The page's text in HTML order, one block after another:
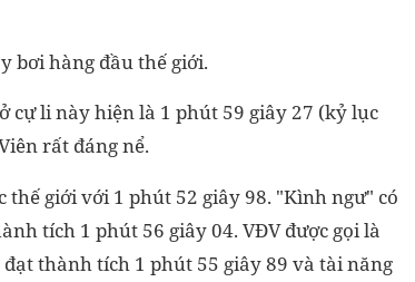
bơi hàng đầu thế giới.
cự li này hiện là 1 phút 59 giây 27 (kỷ lục
rất đáng nể.
giới với 1 phút 52 giây 98. "Kình ngư" có
tích 1 phút 56 giây 04. VĐV được gọi là
thành tích 1 phút 55 giây 89 và tài năng